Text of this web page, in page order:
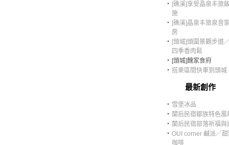
‧ [礁溪]享受晶泉丰旅
施
‧ [礁溪]晶泉丰旅泉音
房
‧ [頭城]頭圍景觀步道
四季香肉鬆
‧ [頭城]魏家食府
‧ 搭乘區間快車到頭城
最新創作
‧ 雪堡冰品
‧ 蘭后民宿鄒族特色風
‧ 蘭后民宿部落祈福與
‧ OUI corner 鹹派／甜
咖啡